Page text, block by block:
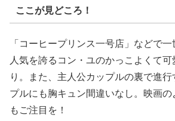
ここが見どころ！
「コーヒープリンス一号店」などで
人気を誇るコン・ユのかっこよくて
り。また、主人公カップルの裏で進
プルにも胸キュン間違いなし。映画
もご注目を！